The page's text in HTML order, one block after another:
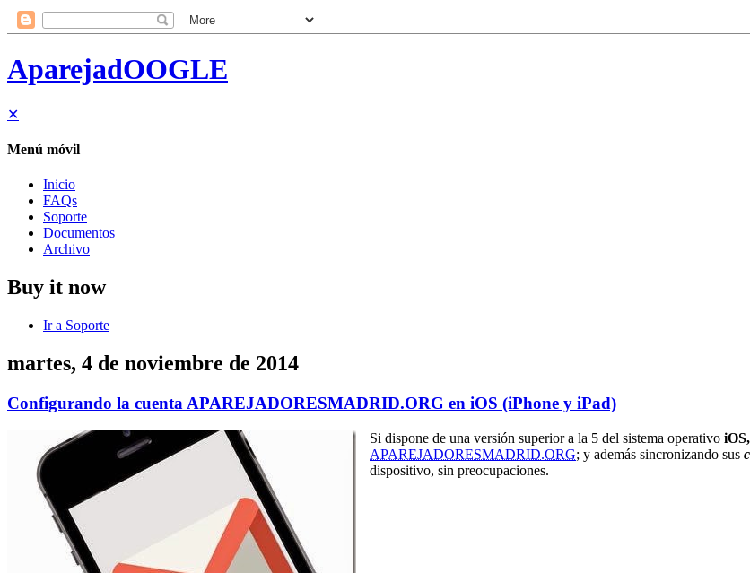
AparejadOOGLE
✕
Menú móvil
Inicio
FAQs
Soporte
Documentos
Archivo
Buy it now
Ir a Soporte
martes, 4 de noviembre de 2014
Configurando la cuenta APAREJADORESMADRID.ORG en iOS (iPhone y iPad)
Si dispone de una versión superior a la 5 del sistema operativo iOS,
APAREJADORESMADRID.ORG; y además sincronizando sus
dispositivo, sin preocupaciones.